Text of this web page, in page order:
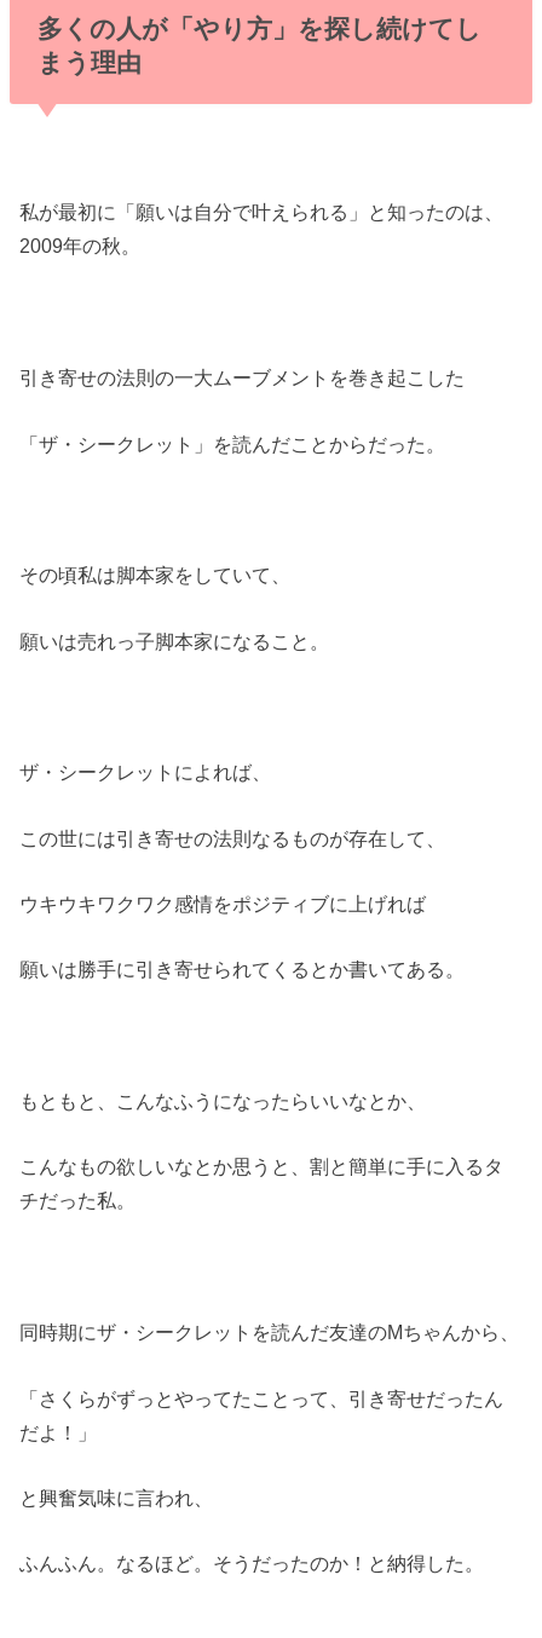
多くの人が「やり方」を探し続けてし
まう理由
私が最初に「願いは自分で叶えられる」と知ったのは、
2009年の秋。
引き寄せの法則の一大ムーブメントを巻き起こした
「ザ・シークレット」を読んだことからだった。
その頃私は脚本家をしていて、
願いは売れっ子脚本家になること。
ザ・シークレットによれば、
この世には引き寄せの法則なるものが存在して、
ウキウキワクワク感情をポジティブに上げれば
願いは勝手に引き寄せられてくるとか書いてある。
もともと、こんなふうになったらいいなとか、
こんなもの欲しいなとか思うと、割と簡単に手に入るタ
チだった私。
同時期にザ・シークレットを読んだ友達のMちゃんから、
「さくらがずっとやってたことって、引き寄せだったん
だよ！」
と興奮気味に言われ、
ふんふん。なるほど。そうだったのか！と納得した。